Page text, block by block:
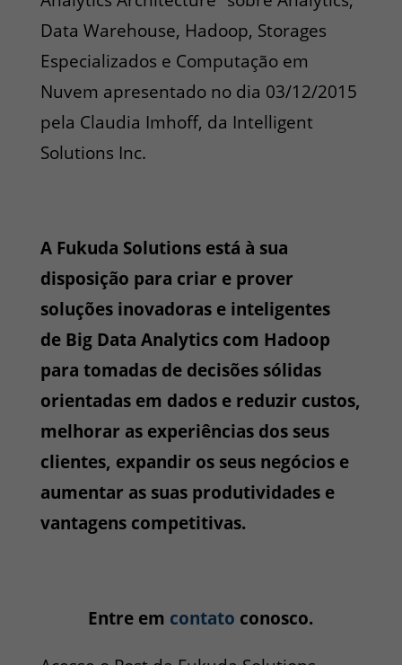
Data Warehouse, Hadoop, Storages
Especializados e Computação em
Nuvem apresentado no dia 03/12/2015
pela Claudia Imhoff, da Intelligent
Solutions Inc.
A Fukuda Solutions está à sua
disposição para criar e prover
soluções inovadoras e inteligentes
de Big Data Analytics com Hadoop
para tomadas de decisões sólidas
orientadas em dados e reduzir custos,
melhorar as experiências dos seus
clientes, expandir os seus negócios e
aumentar as suas produtividades e
vantagens competitivas.
Entre em contato conosco.